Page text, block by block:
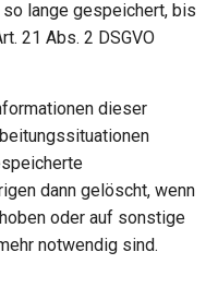
lange gespeichert, bis
21 Abs. 2 DSGVO
dieser
dann gelöscht, wenn
oder auf sonstige
notwendig sind.